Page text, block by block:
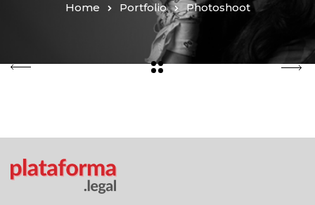
Home Portfolio Photoshoot